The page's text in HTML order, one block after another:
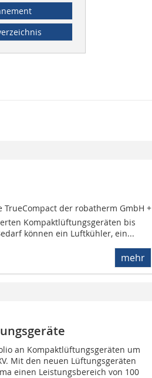
der robatherm GmbH +
Kompaktlüftungsgeräten bis
können ein Luftkühler, ein...
mehr
an Kompaktlüftungsgeräten um
Mit den neuen Lüftungsgeräten
einen Leistungsbereich von 100